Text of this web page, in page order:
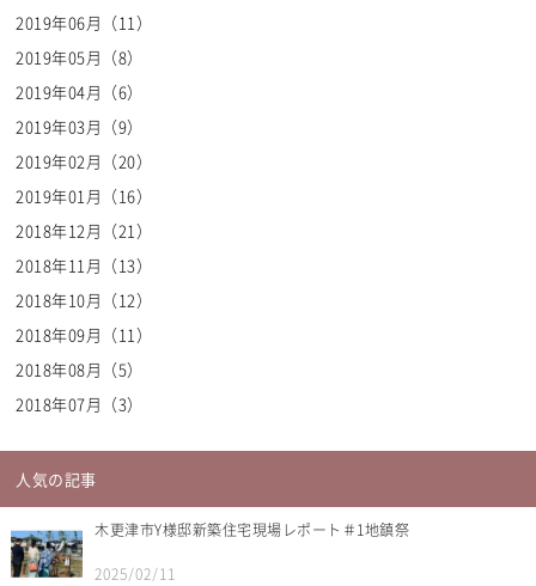
2019年06月（11）
2019年05月（8）
2019年04月（6）
2019年03月（9）
2019年02月（20）
2019年01月（16）
2018年12月（21）
2018年11月（13）
2018年10月（12）
2018年09月（11）
2018年08月（5）
2018年07月（3）
人気の記事
木更津市Y様邸新築住宅現場レポート＃1地鎮祭
2025/02/11